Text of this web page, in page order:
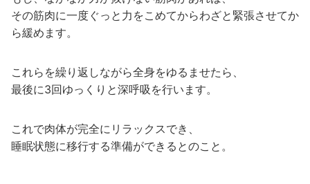
その筋肉に一度ぐっと力をこめてからわざと緊張させてか
ら緩めます。
これらを繰り返しながら全身をゆるませたら、
最後に3回ゆっくりと深呼吸を行います。
これで肉体が完全にリラックスでき、
睡眠状態に移行する準備ができるとのこと。